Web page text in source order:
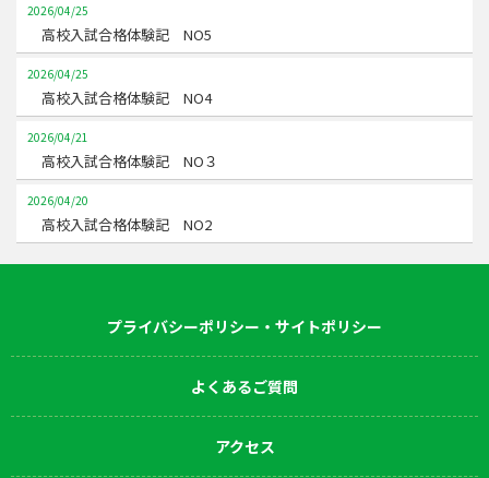
2026/04/25
高校入試合格体験記 NO5
2026/04/25
高校入試合格体験記 NO4
2026/04/21
高校入試合格体験記 NO３
2026/04/20
高校入試合格体験記 NO2
プライバシーポリシー・サイトポリシー
よくあるご質問
アクセス